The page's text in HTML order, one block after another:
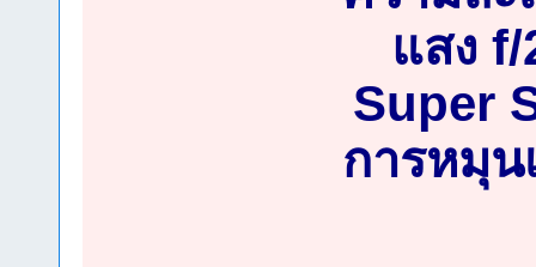
แสง
Super
การหมุน